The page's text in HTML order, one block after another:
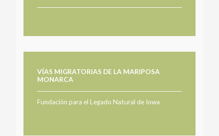
VÍAS MIGRATORIAS DE LA MARIPOSA
MONARCA
Fundación para el Legado Natural de Iowa